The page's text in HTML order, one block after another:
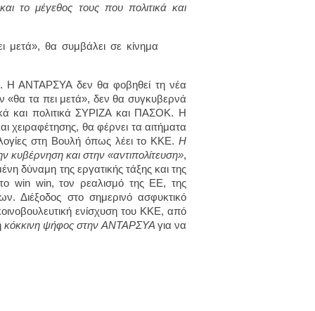
το μέγεθος τους που πολιτικά και
θα συμβάλει σε κίνημα
. Η ΑΝΤΑΡΣΥΑ δεν θα φοβηθεί τη νέα
«θα τα πει μετά», δεν θα συγκυβερνά
και πολιτικά ΣΥΡΙΖΑ και ΠΑΣΟΚ. Η
θα φέρνει τα αιτήματα
στη Βουλή όπως λέει το ΚΚΕ. Η
κυβέρνηση και στην «αντιπολίτευση»,
δύναμη της εργατικής τάξης και της
win win, τον ρεαλισμό της ΕΕ, της
Διέξοδος στο σημερινό ασφυκτικό
ενίσχυση του ΚΚΕ, από
κόκκινη ψήφος στην ΑΝΤΑΡΣΥΑ για να